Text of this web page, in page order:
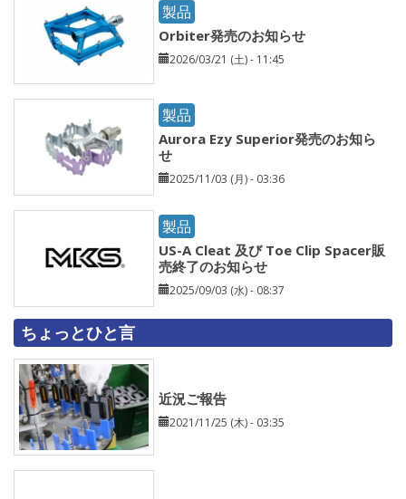
製品
Orbiter発売のお知らせ
2026/03/21 (土) - 11:45
製品
Aurora Ezy Superior発売のお知ら
せ
2025/11/03 (月) - 03:36
製品
US-A Cleat 及び Toe Clip Spacer販
売終了のお知らせ
2025/09/03 (水) - 08:37
ちょっとひと言
近況ご報告
2021/11/25 (木) - 03:35